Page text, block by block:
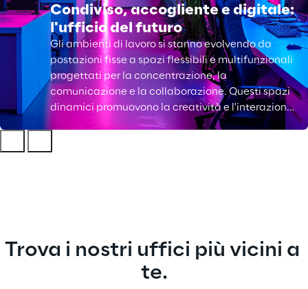
Condiviso, accogliente e digitale:
l'ufficio del futuro
Gli ambienti di lavoro si stanno evolvendo da
postazioni fisse a spazi flessibili e multifunzionali
progettati per la concentrazione, la
comunicazione e la collaborazione. Questi spazi
dinamici promuovono la creatività e l'interazione
Trova i nostri uffici più vicini a
te.